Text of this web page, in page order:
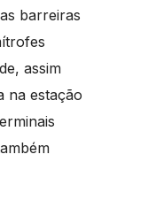
barreiras
assim
na estação